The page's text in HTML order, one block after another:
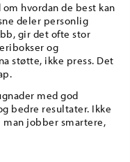
hvordan de best kan
deler personlig
gir det ofte stor
og
støtte, ikke press. Det
med god
bedre resultater. Ikke
jobber smartere,